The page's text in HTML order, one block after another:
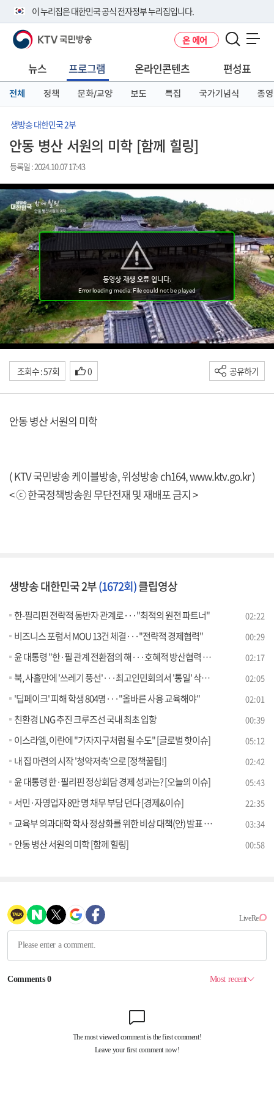
이 누리집은 대한민국 공식 전자정부 누리집입니다.
공식 누리집 주소 확인하기
니다.
이밖에 or.kr 또는 .kr등 다른 도메인 주소를 사용하고 있다면 아래 URL에
서 도메인 주소를 확인해 보세요
KTV 국민방송 온 에어
뉴스 프로그램 온라인콘텐츠 편성표
전체 정책 문화/교양 보도 특집 국가기념식 종영
생방송 대한민국 2부
안동 병산 서원의 미학 [함께 힐링]
등록일 : 2024.10.07 17:43
조회수 : 57회 0 공유하기
안동 병산 서원의 미학
( KTV 국민방송 케이블방송, 위성방송 ch164,www.ktv.go.kr)
< ⓒ 한국정책방송원 무단전재 및 재배포 금지 >
생방송 대한민국 2부(1672회)클립영상
한-필리핀 전략적 동반자 관계로···"최적의 원전 파트너" 02:22
비즈니스 포럼서 MOU 13건 체결···"전략적 경제협력" 00:29
윤 대통령 "한·필 관계 전환점의 해···호혜적 방산협력 추진" 02:17
북, 사흘만에 '쓰레기 풍선'···최고인민회의서 '통일' 삭제할 듯 02:05
'딥페이크' 피해 학생 804명···"올바른 사용 교육해야" 02:01
친환경 LNG 추진 크루즈선 국내 최초 입항 00:39
이스라엘, 이란에 "가자지구처럼 될 수도" [글로벌 핫이슈] 05:12
내 집 마련의 시작 '청약저축'으로 [정책꿀팁!] 02:42
윤 대통령 한·필리핀 정상회담 경제 성과는? [오늘의 이슈] 05:43
서민·자영업자 8만 명 채무 부담 던다 [경제&이슈] 22:35
교육부 의과대학 학사 정상화를 위한 비상 대책(안) 발표 (10.06) [브리핑 인사이트] 03:34
안동 병산 서원의 미학 [함께 힐링] 00:58